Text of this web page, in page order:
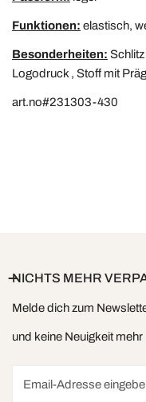
Funktionen: elastisch,
Besonderheiten:
Logodruck , Stoff mit
art.no#231303-430
NICHTS MEHR
Melde dich zum
und keine Neuigkeit mehr